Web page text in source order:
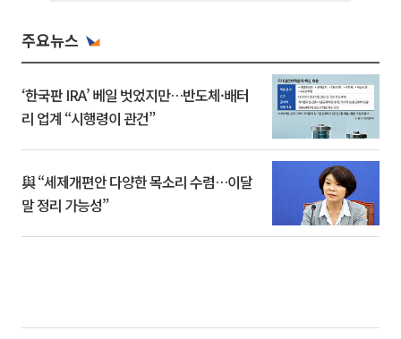
주요뉴스
‘한국판 IRA’ 베일 벗었지만…반도체·배터
리 업계 “시행령이 관건”
與 “세제개편안 다양한 목소리 수렴…이달
말 정리 가능성”